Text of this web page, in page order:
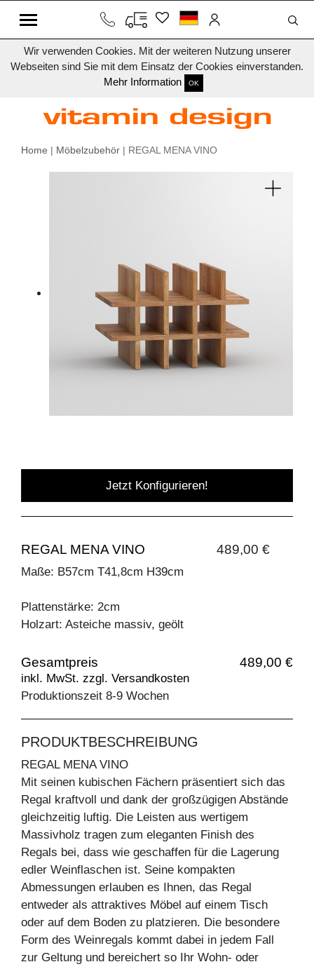
Wir verwenden Cookies. Mit der weiteren Nutzung unserer
Webseiten sind Sie mit dem Einsatz der Cookies einverstanden.
Mehr Information
OK
Home | Möbelzubehör | REGAL MENA VINO
Jetzt Konfigurieren!
REGAL MENA VINO 489,00 €
Maße: B57cm T41,8cm H39cm
Plattenstärke: 2cm
Holzart: Asteiche massiv, geölt
Gesamtpreis 489,00 €
inkl. MwSt. zzgl. Versandkosten
Produktionszeit 8-9 Wochen
PRODUKTBESCHREIBUNG
REGAL MENA VINO
Mit seinen kubischen Fächern präsentiert sich das
Regal kraftvoll und dank der großzügigen Abstände
gleichzeitig luftig. Die Leisten aus wertigem
Massivholz tragen zum eleganten Finish des
Regals bei, dass wie geschaffen für die Lagerung
edler Weinflaschen ist. Seine kompakten
Abmessungen erlauben es Ihnen, das Regal
entweder als attraktives Möbel auf einem Tisch
oder auf dem Boden zu platzieren. Die besondere
Form des Weinregals kommt dabei in jedem Fall
zur Geltung und bereichert so Ihr Wohn- oder